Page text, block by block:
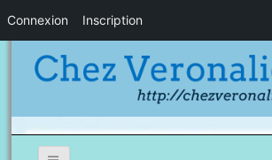
Connexion Inscription